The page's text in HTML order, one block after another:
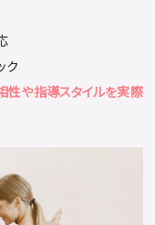
ク
性や指導スタイルを実際